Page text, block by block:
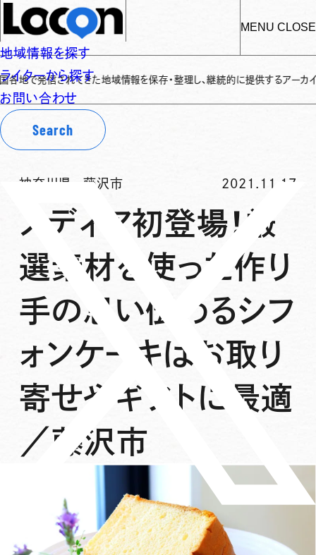
MENU CLOSE
地域情報を探す
ライターから探す
お問い合わせ
Search
れてきた地域情報を保存・整理し、継続的に提供するアーカイブサイトです✌
神奈川県 藤沢市 2021.11.17
メディア初登場！厳
選素材を使った作り
手の思い伝わるシフ
ォンケーキはお取り
寄せやギフトに最適
／藤沢市